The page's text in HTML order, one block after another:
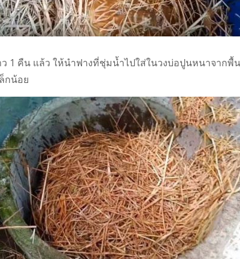
1 คืน แล้ว ให้นำฟางที่ชุ่มน้ำไปใส่ในวงบ่อปูนหนาจากพื้
กน้อย